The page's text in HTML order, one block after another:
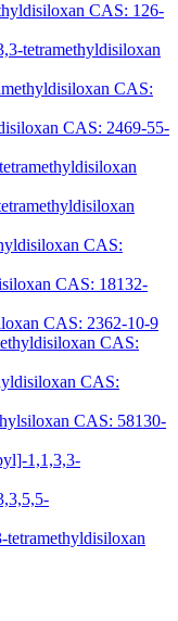
CAS: 126-
tetramethyldisiloxan
CAS:
CAS: 2469-55-
CAS:
CAS: 18132-
CAS: 2362-10-9
CAS:
CAS:
CAS: 58130-
1,1,3,3-